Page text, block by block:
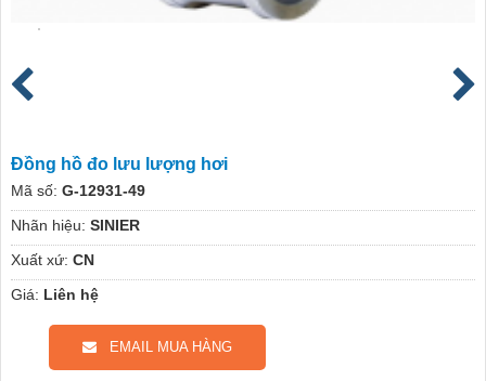
Đồng hồ đo lưu lượng hơi
Mã số: G-12931-49
Nhãn hiệu: SINIER
Xuất xứ: CN
Giá: Liên hệ
EMAIL MUA HÀNG